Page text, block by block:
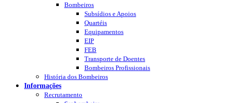
Bombeiros
Subsídios e Apoios
Quartéis
Equipamentos
EIP
FEB
Transporte de Doentes
Bombeiros Profissionais
História dos Bombeiros
Informações
Recrutamento